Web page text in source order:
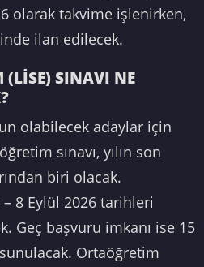
olarak takvime işlenirken,
ilan edilecek.
(LİSE) SINAVI NE
olabilecek adaylar için
sınavı, yılın son
biri olacak.
8 Eylül 2026 tarihleri
Geç başvuru imkanı ise 15
Ortaöğretim